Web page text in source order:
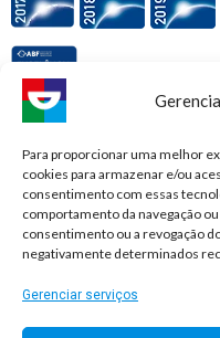
Para proporcionar uma melhor
cookies para armazenar e/ou
consentimento com essas
comportamento da navegação
consentimento ou a revogação
negativamente determinados
Gerenciar serviços